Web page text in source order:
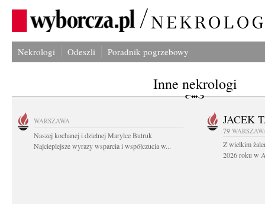
Nekrologi Odeszli Poradnik pogrzebowy
Inne nekrologi
WARSZAWA
Naszej kochanej i dzielnej Marylce Butruk
Najcieplejsze wyrazy wsparcia i współczucia w...
JACEK
79
Z wielkim
2026 roku w